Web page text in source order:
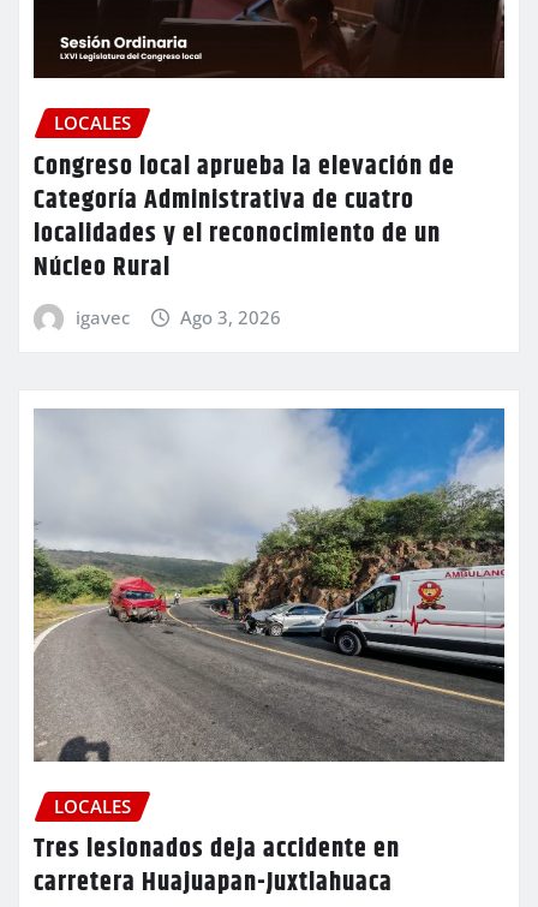
LOCALES
Congreso local aprueba la elevación de
Categoría Administrativa de cuatro
localidades y el reconocimiento de un
Núcleo Rural
igavec Ago 3, 2026
LOCALES
Tres lesionados deja accidente en
carretera Huajuapan-Juxtlahuaca